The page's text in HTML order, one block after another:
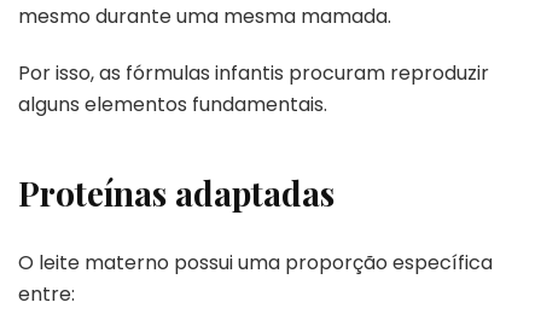
mesmo durante uma mesma mamada.
Por isso, as fórmulas infantis procuram reproduzir
alguns elementos fundamentais.
Proteínas adaptadas
O leite materno possui uma proporção específica
entre: